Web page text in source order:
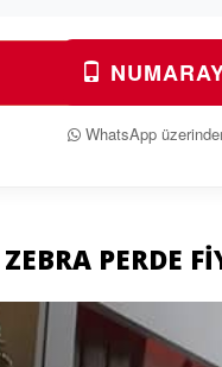
WhatsApp
PERDE
Previous